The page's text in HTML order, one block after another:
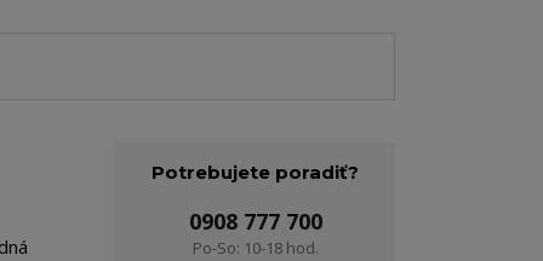
Potrebujete poradiť?
0908 777 700
Po-So: 10-18 hod.